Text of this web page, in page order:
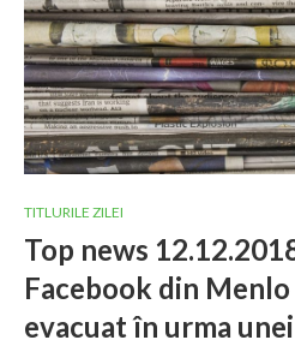
TITLURILE ZILEI
Top news
Facebook din
evacuat în urma